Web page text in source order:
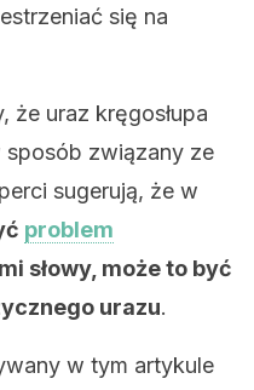
się na
że uraz kręgosłupa
związany ze
sugerują, że w
problem
słowy, może to być
urazu.
w tym artykule